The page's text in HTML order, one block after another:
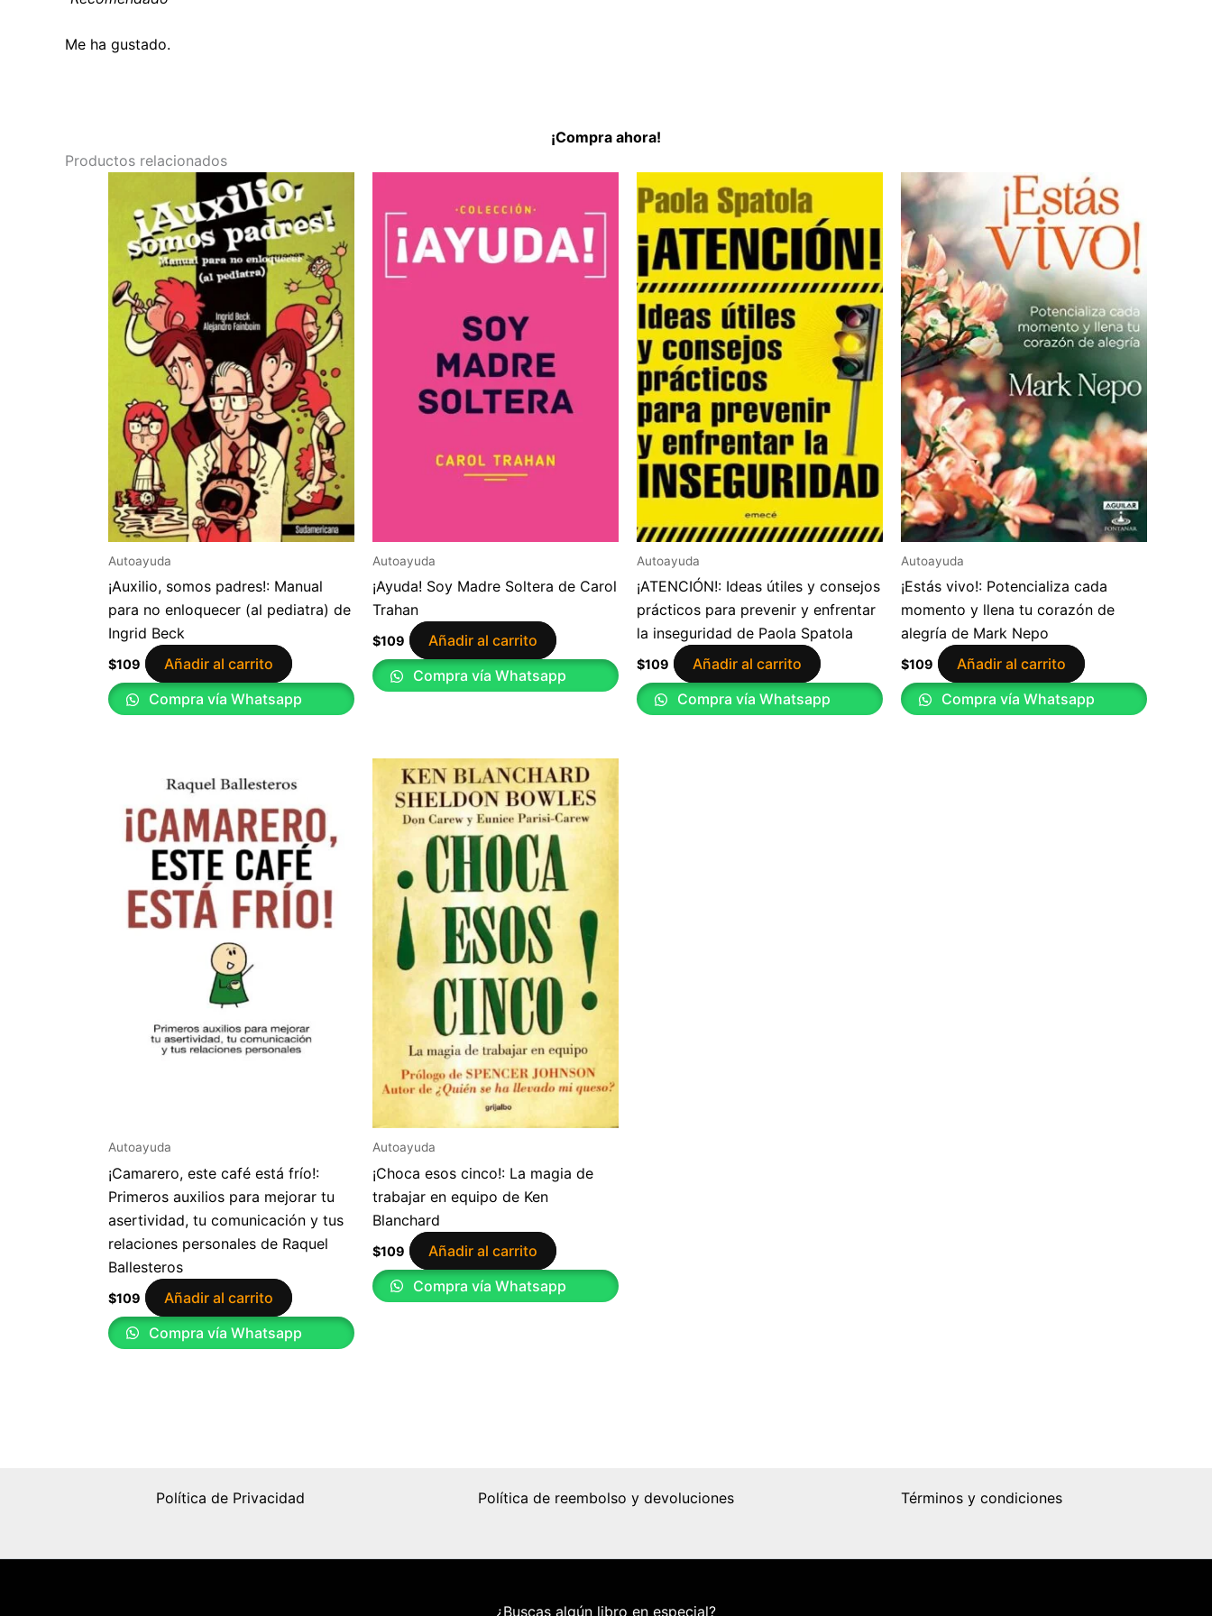
Me ha gustado.
¡Compra ahora!
Productos relacionados
Autoayuda
¡Auxilio, somos padres!: Manual
para no enloquecer (al pediatra) de
Ingrid Beck
$109
Añadir al carrito
Compra vía Whatsapp
Autoayuda
¡Ayuda! Soy Madre Soltera de Carol
Trahan
$109
Añadir al carrito
Compra vía Whatsapp
Autoayuda
¡ATENCIÓN!: Ideas útiles y consejos
prácticos para prevenir y enfrentar
la inseguridad de Paola Spatola
$109
Añadir al carrito
Compra vía Whatsapp
Autoayuda
¡Estás vivo!: Potencializa cada
momento y llena tu corazón de
alegría de Mark Nepo
$109
Añadir al carrito
Compra vía Whatsapp
Autoayuda
¡Camarero, este café está frío!:
Primeros auxilios para mejorar tu
asertividad, tu comunicación y tus
relaciones personales de Raquel
Ballesteros
$109
Añadir al carrito
Compra vía Whatsapp
Autoayuda
¡Choca esos cinco!: La magia de
trabajar en equipo de Ken
Blanchard
$109
Añadir al carrito
Compra vía Whatsapp
Política de Privacidad Política de reembolso y devoluciones Términos y condiciones
¿Buscas algún libro en especial?